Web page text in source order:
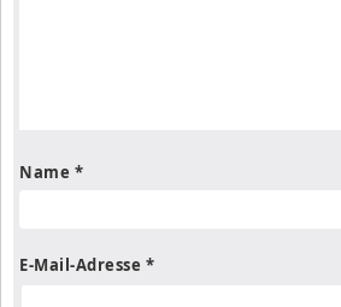
Name *
E-Mail-Adresse *